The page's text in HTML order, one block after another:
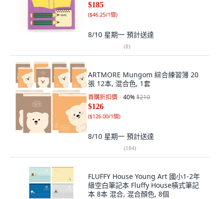
$185
($46.25/1個)
8/10 星期一 預計送達
(8)
ARTMORE Mungom 綜合練習簿 20
張 12本, 混合色, 1套
首購折扣價 40%$210
$126
($126.00/1個)
8/10 星期一 預計送達
(184)
FLUFFY House Young Art 國小1-2年
級空白筆記本 Fluffy House橫式筆記
本 8本 混合, 混合顏色, 8個